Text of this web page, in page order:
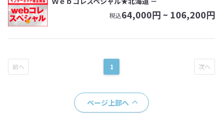
税込64,000円 ~ 106,200円
1
ページ上部へ